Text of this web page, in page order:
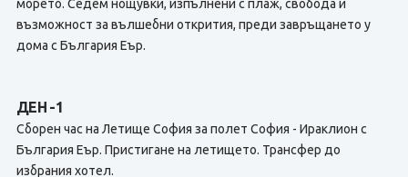
морето. Седем нощувки, изпълнени с плаж, свобода и
възможност за вълшебни открития, преди завръщането у
дома с България Еър.
ДЕН -1
Сборен час на Летище София за полет София - Ираклион с
България Еър. Пристигане на летището. Трансфер до
избрания хотел.